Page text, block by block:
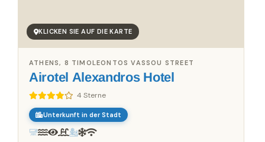
KLICKEN SIE AUF DIE KARTE
Airotel Alexandros Hotel
4 Sterne
ATHENS, 8 TIMOLEONTOS VASSOU STREET
Unterkunft in der Stadt